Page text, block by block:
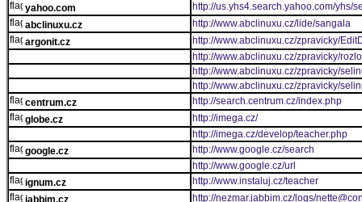
yahoo.com
http://us.yhs4.search.yahoo.com/yhs/
abclinuxu.cz
http://www.abclinuxu.cz/lide/sangala
argonit.cz
http://www.abclinuxu.cz/zpravicky/
http://www.abclinuxu.cz/zpravicky/
http://www.abclinuxu.cz/zpravicky/
http://www.abclinuxu.cz/zpravicky/
centrum.cz
http://search.centrum.cz/index.php
globe.cz
http://imega.cz/
http://imega.cz/develop/teacher.php
google.cz
http://www.google.cz/search
http://www.google.cz/url
ignum.cz
http://www.instaluj.cz/teacher
jabbim.cz
http://nezmar.jabbim.cz/logs/